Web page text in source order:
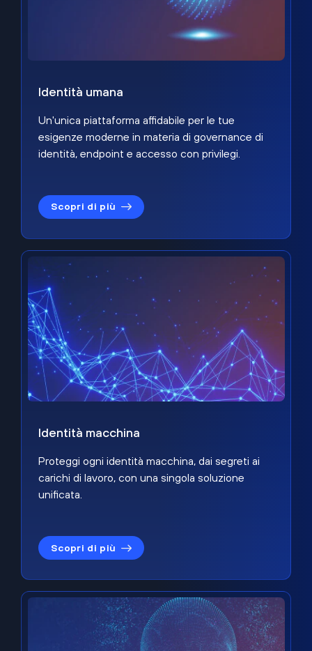
Identità umana
Un'unica piattaforma affidabile per le tue
esigenze moderne in materia di governance di
identità, endpoint e accesso con privilegi.
Scopri di più
Identità macchina
Proteggi ogni identità macchina, dai segreti ai
carichi di lavoro, con una singola soluzione
unificata.
Scopri di più